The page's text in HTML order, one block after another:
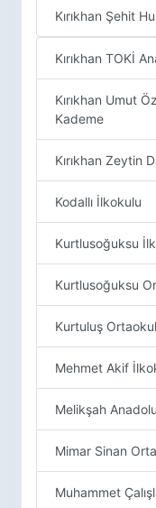
Kırıkhan Şehit
Kırıkhan TOKİ
Kırıkhan Umut
Kademe
Kırıkhan Zeytin
Kodallı İlkokulu
Kurtlusoğuksu
Kurtlusoğuksu
Kurtuluş
Mehmet Akif
Melikşah
Mimar Sinan
Muhammet